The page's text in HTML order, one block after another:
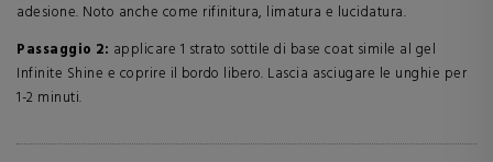
adesione. Noto anche come rifinitura, limatura e lucidatura.
Passaggio 2: applicare 1 strato sottile di base coat simile al gel
Infinite Shine e coprire il bordo libero. Lascia asciugare le unghie per
1-2 minuti.